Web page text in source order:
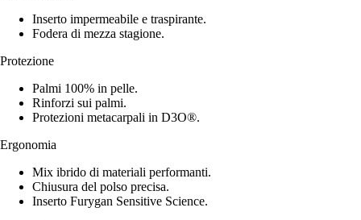
Inserto impermeabile e traspirante.
Fodera di mezza stagione.
Protezione
Palmi 100% in pelle.
Rinforzi sui palmi.
Protezioni metacarpali in D3O®.
Ergonomia
Mix ibrido di materiali performanti.
Chiusura del polso precisa.
Inserto Furygan Sensitive Science.